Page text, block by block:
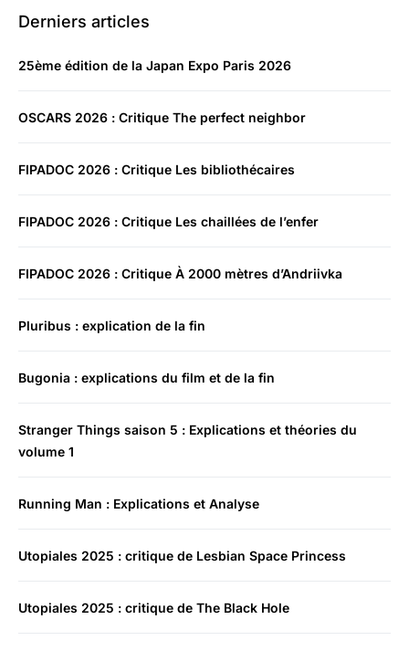
Derniers articles
25ème édition de la Japan Expo Paris 2026
OSCARS 2026 : Critique The perfect neighbor
FIPADOC 2026 : Critique Les bibliothécaires
FIPADOC 2026 : Critique Les chaillées de l’enfer
FIPADOC 2026 : Critique À 2000 mètres d’Andriivka
Pluribus : explication de la fin
Bugonia : explications du film et de la fin
Stranger Things saison 5 : Explications et théories du
volume 1
Running Man : Explications et Analyse
Utopiales 2025 : critique de Lesbian Space Princess
Utopiales 2025 : critique de The Black Hole